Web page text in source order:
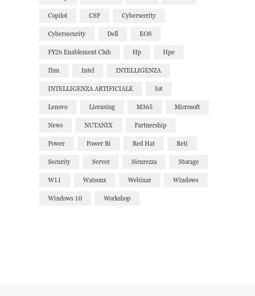
Copilot CSP Cybersecrity
Cybersecurity Dell EOS
FY26 Enablement Club Hp Hpe
Ibm Intel INTELLIGENZA
INTELLIGENZA ARTIFICIALE Iot
Lenovo Licensing M365 Microsoft
News NUTANIX Partnership
Power Power Bi Red Hat Reti
Security Server Sicurezza Storage
W11 Watsonx Webinar Windows
Windows 10 Workshop